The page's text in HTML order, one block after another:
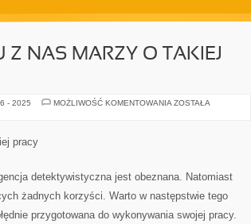
Z NAS MARZY O TAKIEJ
- 2025 MOŻLIWOŚĆ KOMENTOWANIA Z
PRACY
ZOSTAŁA
pracy
detektywistyczna jest obeznana. Natomiast
żadnych korzyści. Warto w następstwie tego
przygotowana do wykonywania swojej pracy.